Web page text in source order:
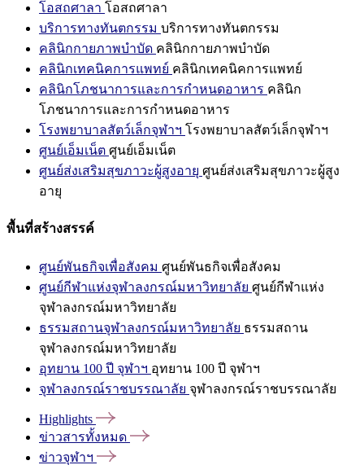
โอสถศาลา โอสถศาลา
บริการทางทันตกรรม บริการทางทันตกรรม
คลินิกกายภาพบำบัด คลินิกกายภาพบำบัด
คลินิกเทคนิคการแพทย์ คลินิกเทคนิคการแพทย์
คลินิกโภชนาการและการกำหนดอาหาร คลินิก
โภชนาการและการกำหนดอาหาร
โรงพยาบาลสัตว์เล็กจุฬาฯ โรงพยาบาลสัตว์เล็กจุฬาฯ
ศูนย์เอ็มเน็ต ศูนย์เอ็มเน็ต
ศูนย์ส่งเสริมสุขภาวะผู้สูงอายุ ศูนย์ส่งเสริมสุขภาวะผู้สูง
อายุ
พื้นที่สร้างสรรค์
ศูนย์พันธกิจเพื่อสังคม ศูนย์พันธกิจเพื่อสังคม
ศูนย์กีฬาแห่งจุฬาลงกรณ์มหาวิทยาลัย ศูนย์กีฬาแห่ง
จุฬาลงกรณ์มหาวิทยาลัย
ธรรมสถานจุฬาลงกรณ์มหาวิทยาลัย ธรรมสถาน
จุฬาลงกรณ์มหาวิทยาลัย
อุทยาน 100 ปี จุฬาฯ อุทยาน 100 ปี จุฬาฯ
จุฬาลงกรณ์ราชบรรณาลัย จุฬาลงกรณ์ราชบรรณาลัย
Highlights
ข่าวสารทั้งหมด
ข่าวจุฬาฯ